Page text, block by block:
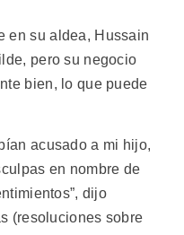
en su aldea, Hussain
pero su negocio
bien, lo que puede
acusado a mi hijo,
en nombre de
dijo
(resoluciones sobre